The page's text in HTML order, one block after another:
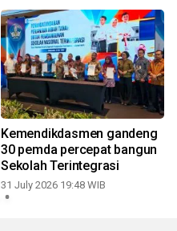
Kemendikdasmen gandeng
30 pemda percepat bangun
Sekolah Terintegrasi
31 July 2026 19:48 WIB